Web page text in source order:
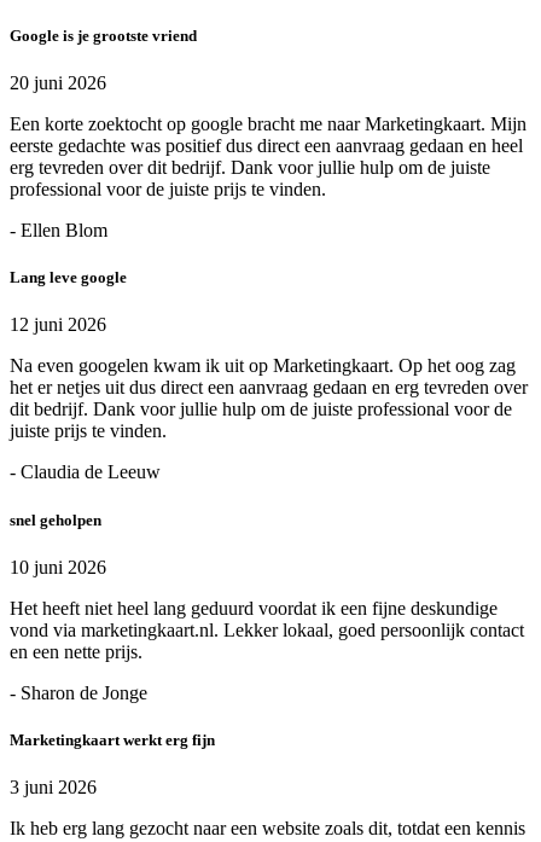
Google is je grootste vriend
20 juni 2026
Een korte zoektocht op google bracht me naar Marketingkaart. Mijn
eerste gedachte was positief dus direct een aanvraag gedaan en heel
erg tevreden over dit bedrijf. Dank voor jullie hulp om de juiste
professional voor de juiste prijs te vinden.
- Ellen Blom
Lang leve google
12 juni 2026
Na even googelen kwam ik uit op Marketingkaart. Op het oog zag
het er netjes uit dus direct een aanvraag gedaan en erg tevreden over
dit bedrijf. Dank voor jullie hulp om de juiste professional voor de
juiste prijs te vinden.
- Claudia de Leeuw
snel geholpen
10 juni 2026
Het heeft niet heel lang geduurd voordat ik een fijne deskundige
vond via marketingkaart.nl. Lekker lokaal, goed persoonlijk contact
en een nette prijs.
- Sharon de Jonge
Marketingkaart werkt erg fijn
3 juni 2026
Ik heb erg lang gezocht naar een website zoals dit, totdat een kennis